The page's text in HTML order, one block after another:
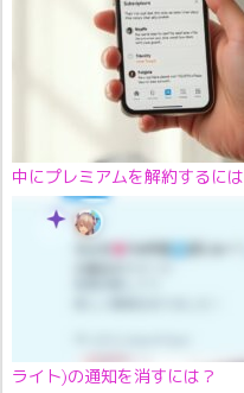
中にプレミアムを解約するには
ライト)の通知を消すには？